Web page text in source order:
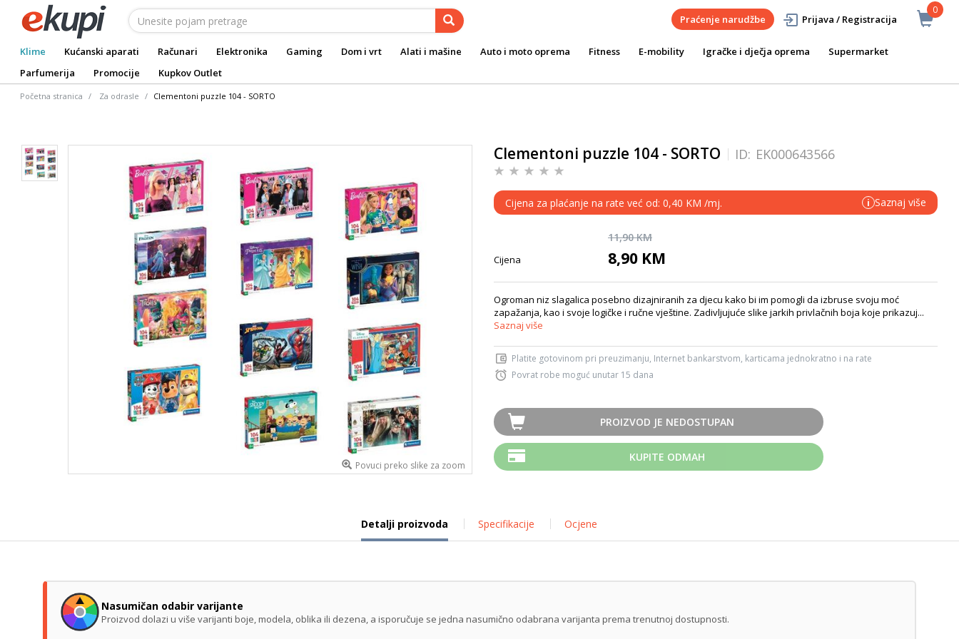
0
Praćenje narudžbe Prijava / Registracija
Klime Kućanski aparati Računari Elektronika Gaming Dom i vrt Alati i mašine Auto i moto oprema Fitness E-mobility Igračke i dječja oprema
Supermarket
Parfumerija
Promocije Kupkov Outlet
Početna stranica Za odrasle Clementoni puzzle 104 - SORTO
Povuci preko slike za zoom
Clementoni puzzle 104 - SORTO ID: EK000643566
Cijena za plaćanje na rate već od: 0,40 KM /mj. i Saznaj više
11,90 KM
Cijena 8,90 KM
Ogroman niz slagalica posebno dizajniranih za djecu kako bi im pomogli da izbruse svoju moć
zapažanja, kao i svoje logičke i ručne vještine. Zadivljujuće slike jarkih privlačnih boja koje prikazuj...
Saznaj više
Platite gotovinom pri preuzimanju, Internet bankarstvom, karticama jednokratno i na rate
Povrat robe moguć unutar 15 dana
PROIZVOD JE NEDOSTUPAN
KUPITE ODMAH
Detalji proizvoda Specifikacije Ocjene
Nasumičan odabir varijante
Proizvod dolazi u više varijanti boje, modela, oblika ili dezena, a isporučuje se jedna nasumično odabrana varijanta prema trenutnoj dostupnosti.